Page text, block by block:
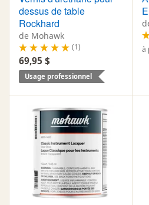
dessus de table
Rockhard
de Mohawk
(1)
69,95 $
Usage professionnel
à